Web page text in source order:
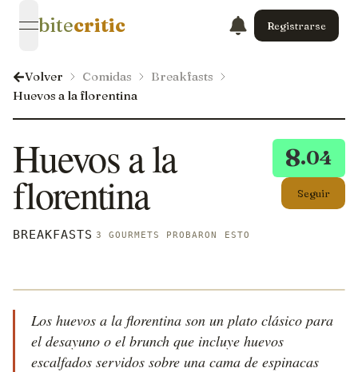
open navigation menu
bitecritic Registrarse
Volver Comidas
Breakfasts
Huevos a la florentina
8.04
Seguir
Huevos a la
florentina
BREAKFASTS 3 GOURMETS PROBARON ESTO
Los huevos a la florentina son un plato clásico para
el desayuno o el brunch que incluye huevos
escalfados servidos sobre una cama de espinacas